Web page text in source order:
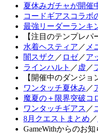
夏休みガチャが開催
コードギアスコラボ
最強リーダーランキ
【注目のテンプレパ
水着ヘスティア ／ メ
闇スザク ／ ロゼ／ア
ラインハルト ／ 虚 ／
【開催中のダンジョ
ワンタッチ夏休み ／
魔夏の＋限界突破コ
ワンタッチギアス ／
8月クエストまとめ ／
GameWithからのお知